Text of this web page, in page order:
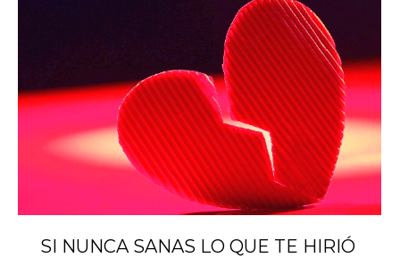
SI NUNCA SANAS LO QUE TE HIRIÓ